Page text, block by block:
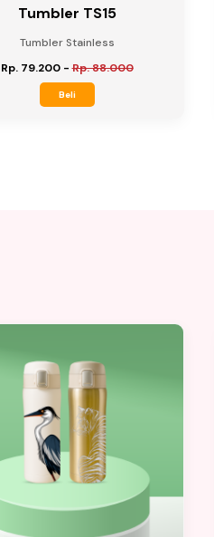
Tumbler TS15
Tumbler Stainless
Rp. 79.200-Rp. 88.000
Beli